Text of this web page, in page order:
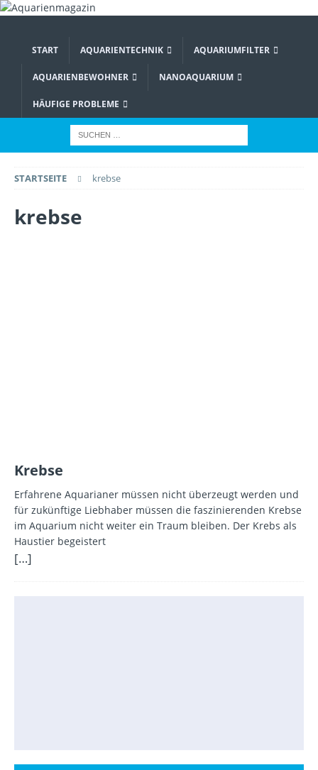
START AQUARIENTECHNIK AQUARIUMFILTER
AQUARIENBEWOHNER NANOAQUARIUM
HÄUFIGE PROBLEME
STARTSEITE krebse
krebse
Krebse
Erfahrene Aquarianer müssen nicht überzeugt werden und
für zukünftige Liebhaber müssen die faszinierenden Krebse
im Aquarium nicht weiter ein Traum bleiben. Der Krebs als
Haustier begeistert
[…]